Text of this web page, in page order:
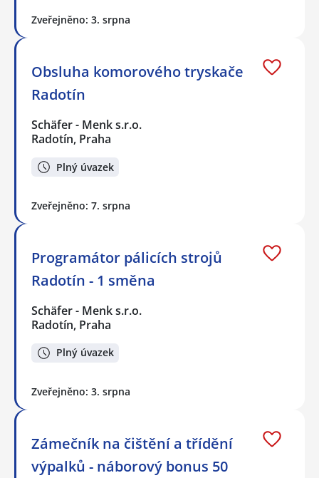
Zveřejněno: 3. srpna
Obsluha komorového tryskače
Radotín
Schäfer - Menk s.r.o.
Radotín, Praha
Plný úvazek
Zveřejněno: 7. srpna
Programátor pálicích strojů
Radotín - 1 směna
Schäfer - Menk s.r.o.
Radotín, Praha
Plný úvazek
Zveřejněno: 3. srpna
Zámečník na čištění a třídění
výpalků - náborový bonus 50